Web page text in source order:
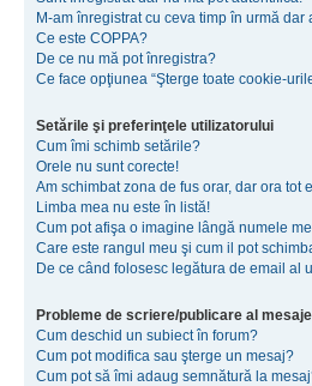
M-am înregistrat cu ceva timp în urmă
Ce este COPPA?
De ce nu mă pot înregistra?
Ce face opţiunea “Şterge toate cookie-
Setările şi preferinţele utilizatorului
Cum îmi schimb setările?
Orele nu sunt corecte!
Am schimbat zona de fus orar, dar ora tot
Limba mea nu este în listă!
Cum pot afişa o imagine lângă numele
Care este rangul meu şi cum il pot
De ce când folosesc legătura de email al
Probleme de scriere/publicare al
Cum deschid un subiect în forum?
Cum pot modifica sau şterge un mesaj?
Cum pot să îmi adaug semnătură la